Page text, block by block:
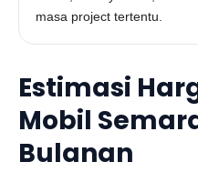
masa project tertentu.
Estimasi
Mobil
Bulanan